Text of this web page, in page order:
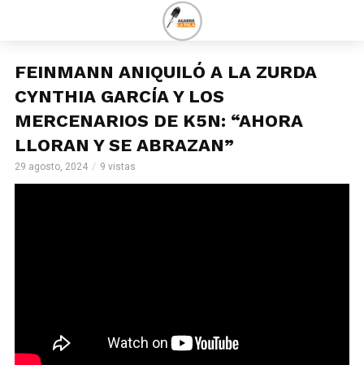
FEINMANN ANIQUILÓ A LA ZURDA
CYNTHIA GARCÍA Y LOS
MERCENARIOS DE K5N: “AHORA
LLORAN Y SE ABRAZAN”
29 agosto, 2024 9 vistas